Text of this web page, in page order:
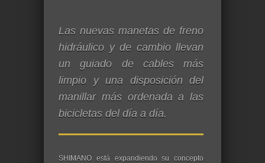
Las nuevas manetas de freno
hidráulico y de cambio llevan
un guiado de cables más
limpio y una disposición del
manillar más ordenada a las
bicicletas del día a día.
SHIMANO está expandiendo su concepto